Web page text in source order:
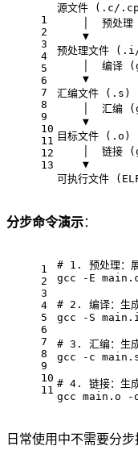
1
2
3
4
5
6
7
8
9
10
11
12
13
源文件 (.c/
│  预处理
    ▼
预处理文件
│  编译
    ▼
汇编文件 (.s)
│  汇编
    ▼
目标文件 (.o)
│  链接
    ▼
可执行文件
分步命令演示：
1
2
3
4
5
6
7
8
9
10
11
# 1. 预处理：
gcc -E
# 2. 编译：生
gcc -S
# 3. 汇编：生
gcc -c
# 4. 链接：生
gcc main.o -
日常使用中不需要分